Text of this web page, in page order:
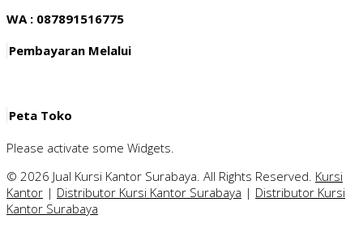
WA : 087891516775
Pembayaran Melalui
Peta Toko
Please activate some Widgets.
© 2026 Jual Kursi Kantor Surabaya. All Rights Reserved. Kursi
Kantor | Distributor Kursi Kantor Surabaya | Distributor Kursi
Kantor Surabaya